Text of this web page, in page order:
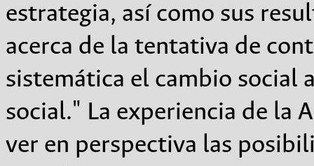
estrategia, así como sus
acerca de la tentativa de
sistemática el cambio social
social." La experiencia de la
ver en perspectiva las